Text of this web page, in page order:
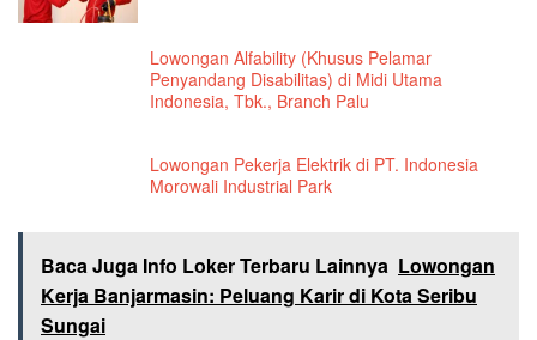
Lowongan Alfability (Khusus Pelamar
Penyandang Disabilitas) di Midi Utama
Indonesia, Tbk., Branch Palu
Lowongan Pekerja Elektrik di PT. Indonesia
Morowali Industrial Park
Baca Juga Info Loker Terbaru Lainnya Lowongan
Kerja Banjarmasin: Peluang Karir di Kota Seribu
Sungai